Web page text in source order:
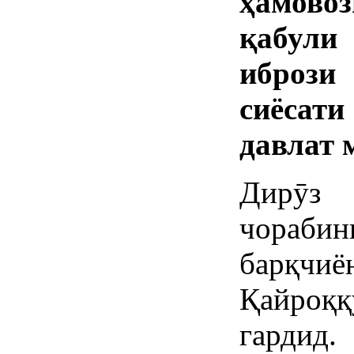
давлат
гардид.